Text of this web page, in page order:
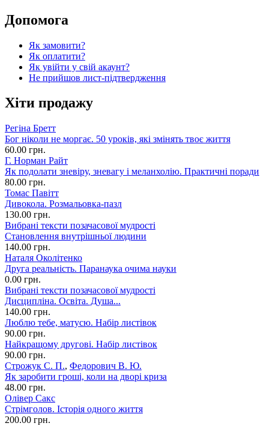
Допомога
Як замовити?
Як оплатити?
Як увійти у свій акаунт?
Не прийшов лист-підтвердження
Хіти продажу
Регіна Бретт
Бог ніколи не моргає. 50 уроків, які змінять твоє життя
60.00 грн.
Г. Норман Райт
Як подолати зневіру, зневагу і меланхолію. Практичні поради
80.00 грн.
Томас Павітт
Дивокола. Розмальовка-пазл
130.00 грн.
Вибрані тексти позачасової мудрості
Становлення внутрішньої людини
140.00 грн.
Наталя Околітенко
Друга реальність. Паранаука очима науки
0.00 грн.
Вибрані тексти позачасової мудрості
Дисципліна. Освіта. Душа...
140.00 грн.
Люблю тебе, матусю. Набір листівок
90.00 грн.
Найкращому другові. Набір листівок
90.00 грн.
Строжук С. П., Федорович В. Ю.
Як заробити гроші, коли на дворі криза
48.00 грн.
Олівер Сакс
Стрімголов. Історія одного життя
200.00 грн.